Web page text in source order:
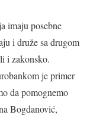
imaju posebne
i druže sa drugom
i zakonsko.
je primer
da pomognemo
Bogdanović,